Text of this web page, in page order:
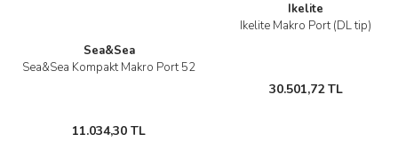
Sea&Sea
Sea&Sea Kompakt Makro Port 52
11.034,30 TL
Ikelite
Ikelite Makro Port (DL tip)
30.501,72 TL